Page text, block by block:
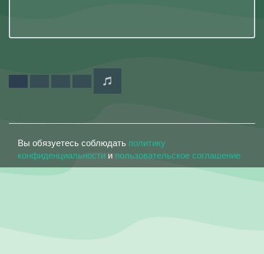
Вы обязуетесь соблюдать политику
конфиденциальности и пользовательское соглашение